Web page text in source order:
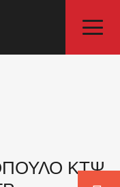
ΚΤΨ